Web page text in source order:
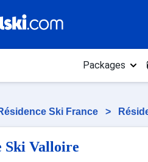
Packages
Ski France >
Ski Valloire